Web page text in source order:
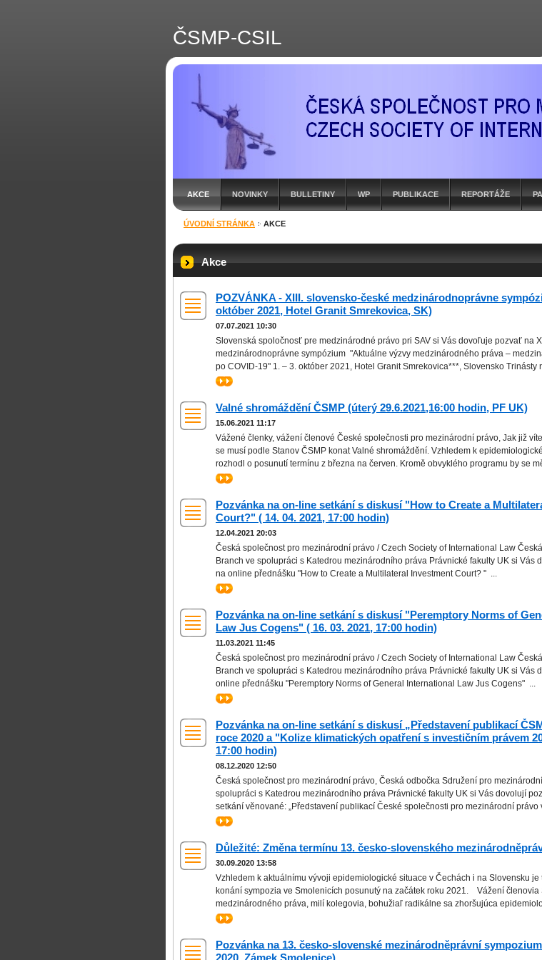
ČSMP-CSIL
AKCE NOVINKY BULLETINY WP PUBLIKACE REPORTÁŽE
ÚVODNÍ STRÁNKA AKCE
Akce
POZVÁNKA - XIII. slovensko-české medzinárodnoprávne
október 2021, Hotel Granit Smrekovica, SK)
07.07.2021 10:30
Slovenská spoločnosť pre medzinárodné právo pri SAV si Vás dovoľuje pozvať na
medzinárodnoprávne sympózium "Aktuálne výzvy medzinárodného práva –
po COVID-19" 1. – 3. október 2021, Hotel Granit Smrekovica***, Slovensko Trinásty
>>
Valné shromáždění ČSMP (úterý 29.6.2021,16:00 hodin, PF UK)
15.06.2021 11:17
Vážené členky, vážení členové České společnosti pro mezinárodní právo, Jak již
se musí podle Stanov ČSMP konat Valné shromáždění. Vzhledem k
rozhodl o posunutí termínu z března na červen. Kromě obvyklého programu by se
>>
Pozvánka na on-line setkání s diskusí "How to Create a
Court?" ( 14. 04. 2021, 17:00 hodin)
12.04.2021 20:03
Česká společnost pro mezinárodní právo / Czech Society of International Law
Branch ve spolupráci s Katedrou mezinárodního práva Právnické fakulty UK si Vás
na online přednášku "How to Create a Multilateral Investment Court? " ...
>>
Pozvánka na on-line setkání s diskusí "Peremptory Norms of
Law Jus Cogens" ( 16. 03. 2021, 17:00 hodin)
11.03.2021 11:45
Česká společnost pro mezinárodní právo / Czech Society of International Law
Branch ve spolupráci s Katedrou mezinárodního práva Právnické fakulty UK si Vás
online přednášku "Peremptory Norms of General International Law Jus Cogens" ...
>>
Pozvánka na on-line setkání s diskusí „Představení publikací
roce 2020 a "Kolize klimatických opatření s investičním právem
17:00 hodin)
08.12.2020 12:50
Česká společnost pro mezinárodní právo, Česká odbočka Sdružení pro
spolupráci s Katedrou mezinárodního práva Právnické fakulty UK si Vás dovolují
setkání věnované: „Představení publikací České společnosti pro mezinárodní právo
>>
Důležité: Změna termínu 13. česko-slovenského
30.09.2020 13:58
Vzhledem k aktuálnímu vývoji epidemiologické situace v Čechách i na Slovensku je
konání sympozia ve Smolenicích posunutý na začátek roku 2021. Vážení členovia
medzinárodného práva, milí kolegovia, bohužiaľ radikálne sa zhoršujúca
>>
Pozvánka na 13. česko-slovenské mezinárodněprávní
2020, Zámek Smolenice)